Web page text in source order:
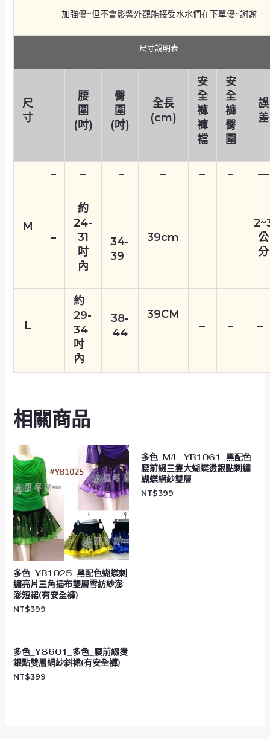
加強優~但不會影響外觀能接受水水們在下單優~謝謝
尺寸說明表
尺
寸
腰
圍
(吋)
臀
圍
(吋)
全長
(cm)
安
全
褲
褲
襠
安
全
褲
臀
圍
誤
差
– – – – – – —
M
–
約
24-
31
吋
內
34-
39
39cm
公
分
L
約
29-
34
吋
內
38-
44
39CM
–
– –
相關商品
多色_YB1025_黑配色蝴蝶刺
繡亮片三角插布雙層雪紡紗澎
澎短裙(有安全褲)
NT$399
多色_M/L_YB1061_黑配色
腰前綴三隻大蝴蝶燙銀點刺繡
蝴蝶網紗雙層
NT$399
多色_Y8601_多色_腰前綴燙
銀點雙層網紗斜裙(有安全褲)
NT$399